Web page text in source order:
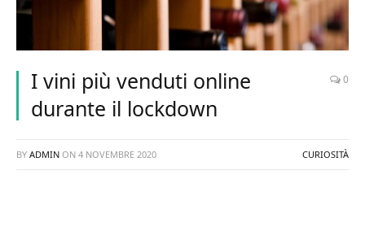
I vini più venduti online
durante il lockdown
0
BY ADMIN ON 4 NOVEMBRE 2020 CURIOSITÀ